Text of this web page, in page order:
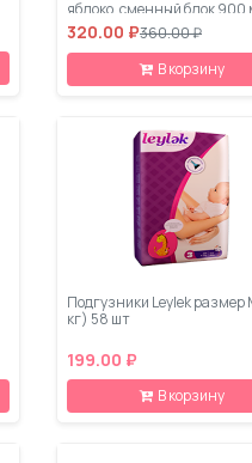
яблоко, сменный блок 900
320.00 ₽360.00 ₽
В корзину
Подгузники Leylеk размер
кг) 58 шт
199.00 ₽
В корзину